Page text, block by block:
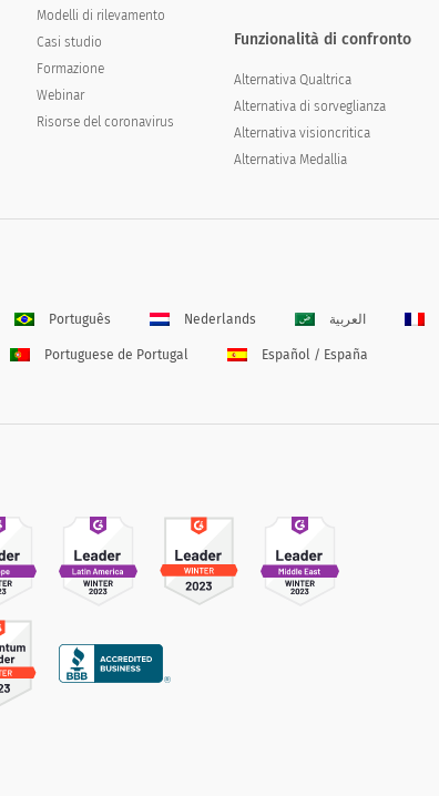
Modelli di rilevamento
Casi studio
Formazione
Webinar
Risorse del coronavirus
Funzionalità di confronto
Alternativa Qualtrica
Alternativa di sorveglianza
Alternativa visioncritica
Alternativa Medallia
Português Nederlands العربية
Portuguese de Portugal Español / España